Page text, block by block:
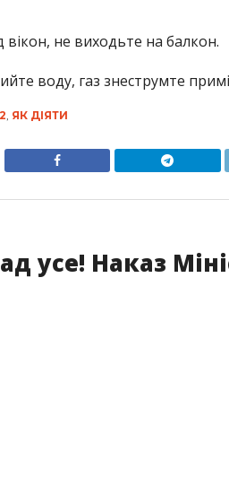
вікон, не виходьте на балкон.
воду, газ знеструмте
, ЯК ДІЯТИ
усе! Наказ